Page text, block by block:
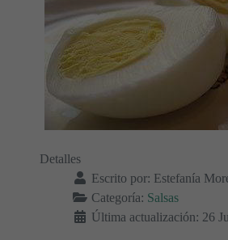
Detalles
Escrito por: Estefanía
Categoría: Salsas
Última actualización: 26